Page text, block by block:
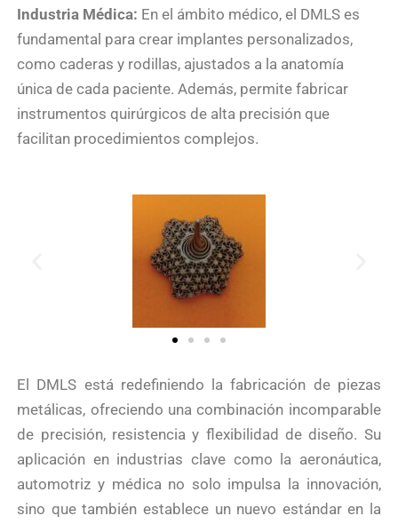
Industria Médica: En el ámbito médico, el DMLS es
fundamental para crear implantes personalizados,
como caderas y rodillas, ajustados a la anatomía
única de cada paciente. Además, permite fabricar
instrumentos quirúrgicos de alta precisión que
facilitan procedimientos complejos.
El DMLS está redefiniendo la fabricación de piezas
metálicas, ofreciendo una combinación incomparable
de precisión, resistencia y flexibilidad de diseño. Su
aplicación en industrias clave como la aeronáutica,
automotriz y médica no solo impulsa la innovación,
sino que también establece un nuevo estándar en la